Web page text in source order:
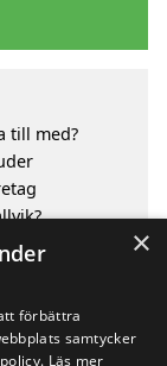
till med?
×
förbättra
samtycker
Läs mer